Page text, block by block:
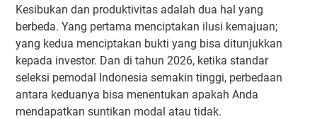
Minggu 9–10 — Hari 61 hingga 75: Ekspansi Pengguna
Awal
Minggu 11–12 — Hari 76 hingga 90: Dokumentasi Traksi
BULAN 4 (Hari 91–120): Membangun Jaringan Investor
Secara Strategis
Kesibukan dan produktivitas adalah dua hal yang
berbeda. Yang pertama menciptakan ilusi kemajuan;
yang kedua menciptakan bukti yang bisa ditunjukkan
kepada investor. Dan di tahun 2026, ketika standar
seleksi pemodal Indonesia semakin tinggi, perbedaan
antara keduanya bisa menentukan apakah Anda
mendapatkan suntikan modal atau tidak.